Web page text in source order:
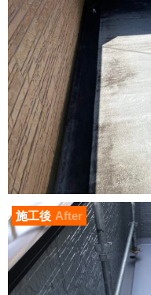
施工後 After